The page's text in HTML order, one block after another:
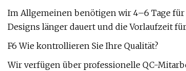
Im Allgemeinen benötigen wir 4–6 Tage
Designs länger dauert und die Vorlaufzeit
F6 Wie kontrollieren Sie Ihre Qualität?
Wir verfügen über professionelle QC-